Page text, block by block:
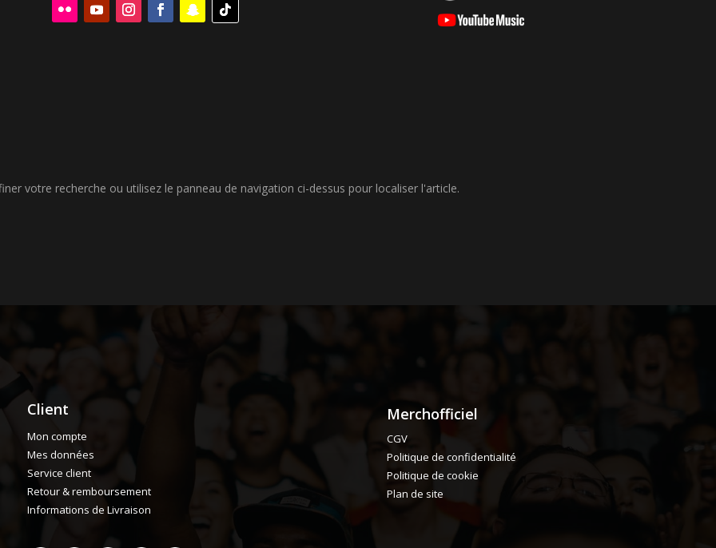
votre recherche ou utilisez le panneau de navigation ci-dessus pour localiser l'article.
Client
Mon compte
Mes données
Service client
Retour & remboursement
Informations de Livraison
Merchofficiel
CGV
Politique de confidentialité
Politique de cookie
Plan de site